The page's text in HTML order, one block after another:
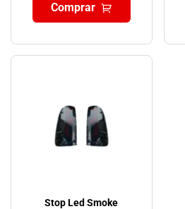
Comprar
Stop Led Smoke